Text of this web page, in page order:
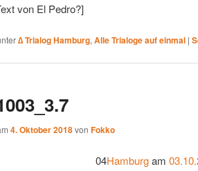
von El Pedro?]
∆ Trialog Hamburg, Alle Trialoge auf einmal |
4. Oktober 2018von Fokko
04Hamburgam